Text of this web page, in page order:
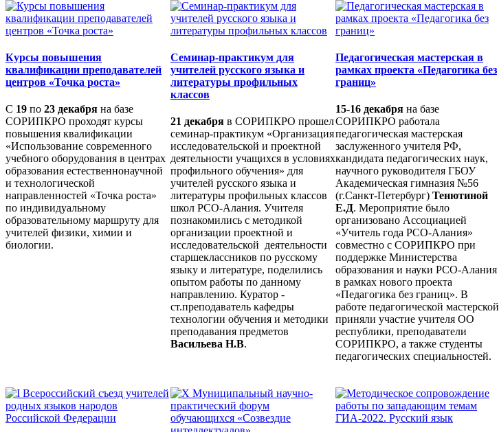
Курсы повышения
квалификации преподавателей
центров «Точка роста»
С 19 по 23 декабря на базе
СОРИПКРО проходят курсы
повышения квалификации
«Использование современного
учебного оборудования в центрах
образования естественнонаучной
и технологической
направленностей «Точка роста»
по индивидуальному
образовательному маршруту для
учителей физики, химии и
биологии.
Семинар-практикум для
учителей русского языка и
литературы профильных
классов
21 декабря в СОРИПКРО прошел
семинар-практикум «Организация
исследовательской и проектной
деятельности учащихся в условиях
профильного обучения» для
учителей русского языка и
литературы профильных классов
школ РСО-Алания. Учителя
познакомились с методикой
организации проектной и
исследовательской деятельности
старшеклассников по русскому
языку и литературе, поделились
опытом работы по данному
направлению. Куратор -
ст.преподаватель кафедры
технологии обучения и методики
преподавания предметов
Васильева Н.В.
Педагогическая мастерская в
рамках проекта «Педагогика без
границ»
15-16 декабря на базе
СОРИПКРО работала
педагогическая мастерская
заслуженного учителя РФ,
кандидата педагогических наук,
научного руководителя ГБОУ
Академическая гимназия №56
(г.Санкт-Петербург) Тенютиной
Е.Д. Мероприятие было
организовано Ассоциацией
«Учитель года РСО-Алания»
совместно с СОРИПКРО при
поддержке Министерства
образования и науки РСО-Алания
в рамках нового проекта
«Педагогика без границ». В
работе педагогической мастерской
приняли участие учителя ОО
республики, преподаватели
СОРИПКРО, а также студенты
педагогических специальностей.